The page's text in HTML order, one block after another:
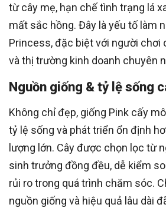
từ cây mẹ, hạn chế tình trạng lá
mất sắc hồng. Đây là yếu tố làm
Princess, đặc biệt với người chơi
và thị trường kinh doanh chuyên
Nguồn giống & tỷ lệ sống
Không chỉ đẹp, giống Pink cấy
tỷ lệ sống và phát triển ổn định
lượng lớn. Cây được chọn lọc từ
sinh trưởng đồng đều, dễ kiểm
rủi ro trong quá trình chăm sóc.
nguồn giống và hiệu quả lâu dài